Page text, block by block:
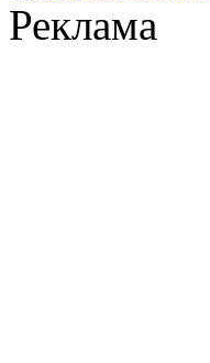
Реклама